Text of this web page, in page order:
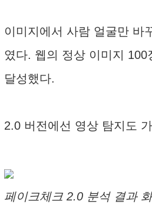
이미지에서 사람 얼굴만 바
였다. 웹의 정상 이미지
달성했다.
2.0 버전에선 영상 탐지도
페이크체크 2.0 분석 결과